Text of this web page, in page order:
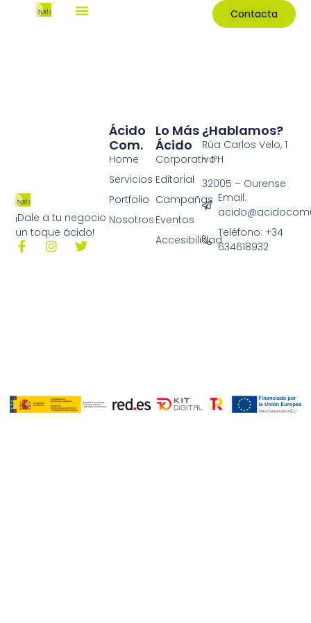
Contacta
¡Dale a tu negocio
un toque ácido!
Lo Más
Ácido
Corporativo
Editorial
Campañas
Eventos
Accesibilidad
Ácido
Com.
Home
Servicios
Portfolio
Nosotros
¿Hablamos?
Rúa Carlos Velo, 1
– 1ºH
32005 – Ourense
Email:
Teléfono: +34
634618932